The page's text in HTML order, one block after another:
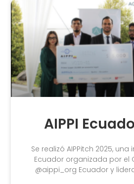
AIPPI
Se realizó AIPPitch 2025, una
Ecuador organizada por el
@aippi_org Ecuador y